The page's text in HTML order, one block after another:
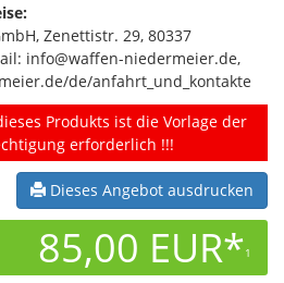
Zenettistr. 29, 80337
info@waffen-niedermeier.de,
de/anfahrt_und_kontakte
Produkts ist die Vorlage der
erforderlich !!!
Dieses Angebot ausdrucken
85,00 EUR*1